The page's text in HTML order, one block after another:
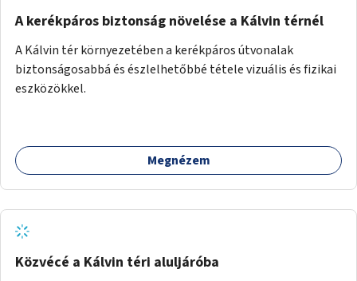
A kerékpáros biztonság növelése a Kálvin térnél
A Kálvin tér környezetében a kerékpáros útvonalak
biztonságosabbá és észlelhetőbbé tétele vizuális és fizikai
eszközökkel.
Megnézem
Közvécé a Kálvin téri aluljáróba